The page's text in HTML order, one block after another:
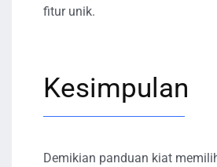
fitur unik.
Kesimpulan
Demikian panduan kiat